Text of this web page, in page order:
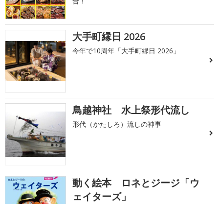
大手町縁日 2026
今年で10周年「大手町縁日 2026」
鳥越神社 水上祭形代流し
形代（かたしろ）流しの神事
動く絵本 ロネとジージ「ウ
ェイターズ」